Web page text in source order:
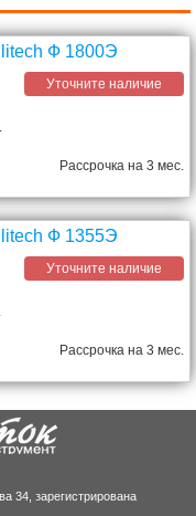
Ф 1800Э
Уточните наличие
Рассрочка на 3 мес.
Ф 1355Э
Уточните наличие
Рассрочка на 3 мес.
34, зарегистрирована